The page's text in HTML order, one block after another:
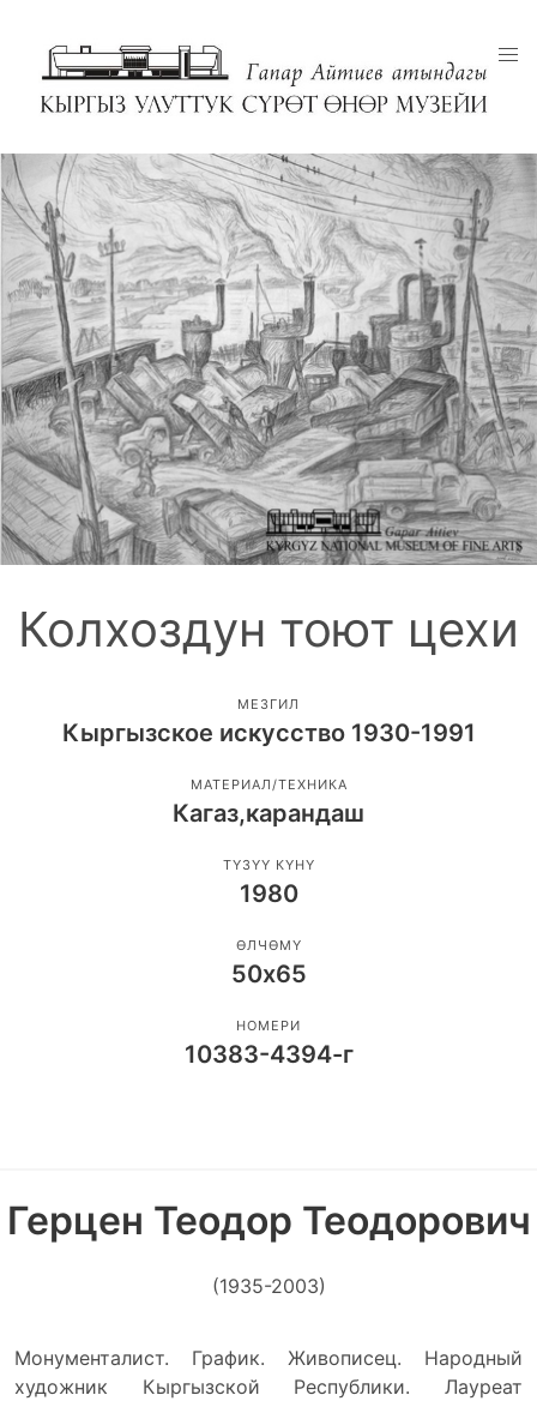
Колхоздун тоют цехи
МЕЗГИЛ
Кыргызское искусство 1930-1991
МАТЕРИАЛ/ТЕХНИКА
Кагаз,карандаш
ТҮЗҮҮ КҮНҮ
1980
ӨЛЧӨМҮ
50х65
НОМЕРИ
10383-4394-г
Герцен Теодор Теодорович
(1935-2003)
Монументалист. График. Живописец. Народный
художник Кыргызской Республики. Лауреат